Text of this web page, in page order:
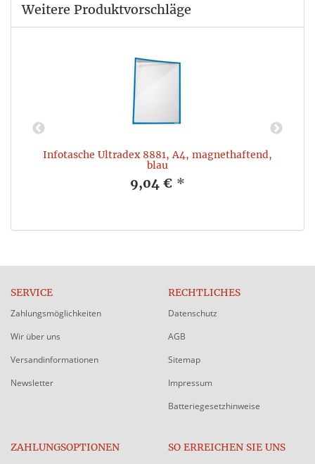
Weitere Produktvorschläge
Infotasche Ultradex 8881, A4, magnethaftend,
blau
9,04 € *
SERVICE
Zahlungsmöglichkeiten
Wir über uns
Versandinformationen
Newsletter
RECHTLICHES
Datenschutz
AGB
Sitemap
Impressum
Batteriegesetzhinweise
ZAHLUNGSOPTIONEN SO ERREICHEN SIE UNS